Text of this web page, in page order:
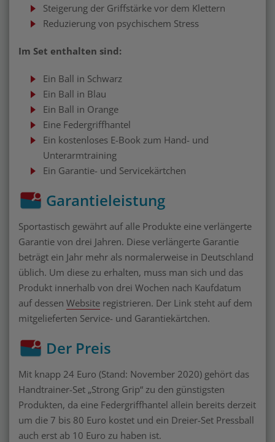
Steigerung der Griffstärke vor dem Klettern
Reduzierung von psychischem Stress
Im Set enthalten sind:
Ein Ball in Schwarz
Ein Ball in Blau
Ein Ball in Orange
Eine Federgriffhantel
Ein kostenloses E-Book zum Hand- und
Unterarmtraining
Ein Garantie- und Servicekärtchen
Garantieleistung
Sportastisch gewährt auf alle Produkte eine verlängerte
Garantie von drei Jahren. Diese verlängerte Garantie
beträgt ein Jahr mehr als normalerweise in Deutschland
üblich. Um diese zu erhalten, muss man sich und das
Produkt innerhalb von drei Wochen nach Kaufdatum
auf dessen Website registrieren. Der Link steht auf dem
mitgelieferten Service- und Garantiekärtchen.
Der Preis
Mit knapp 24 Euro (Stand: November 2020) gehört das
Handtrainer-Set „Strong Grip“ zu den günstigsten
Produkten, da eine Federgriffhantel allein bereits derzeit
um die 7 bis 80 Euro kostet und ein Dreier-Set Pressball
auch erst ab 10 Euro zu haben ist.